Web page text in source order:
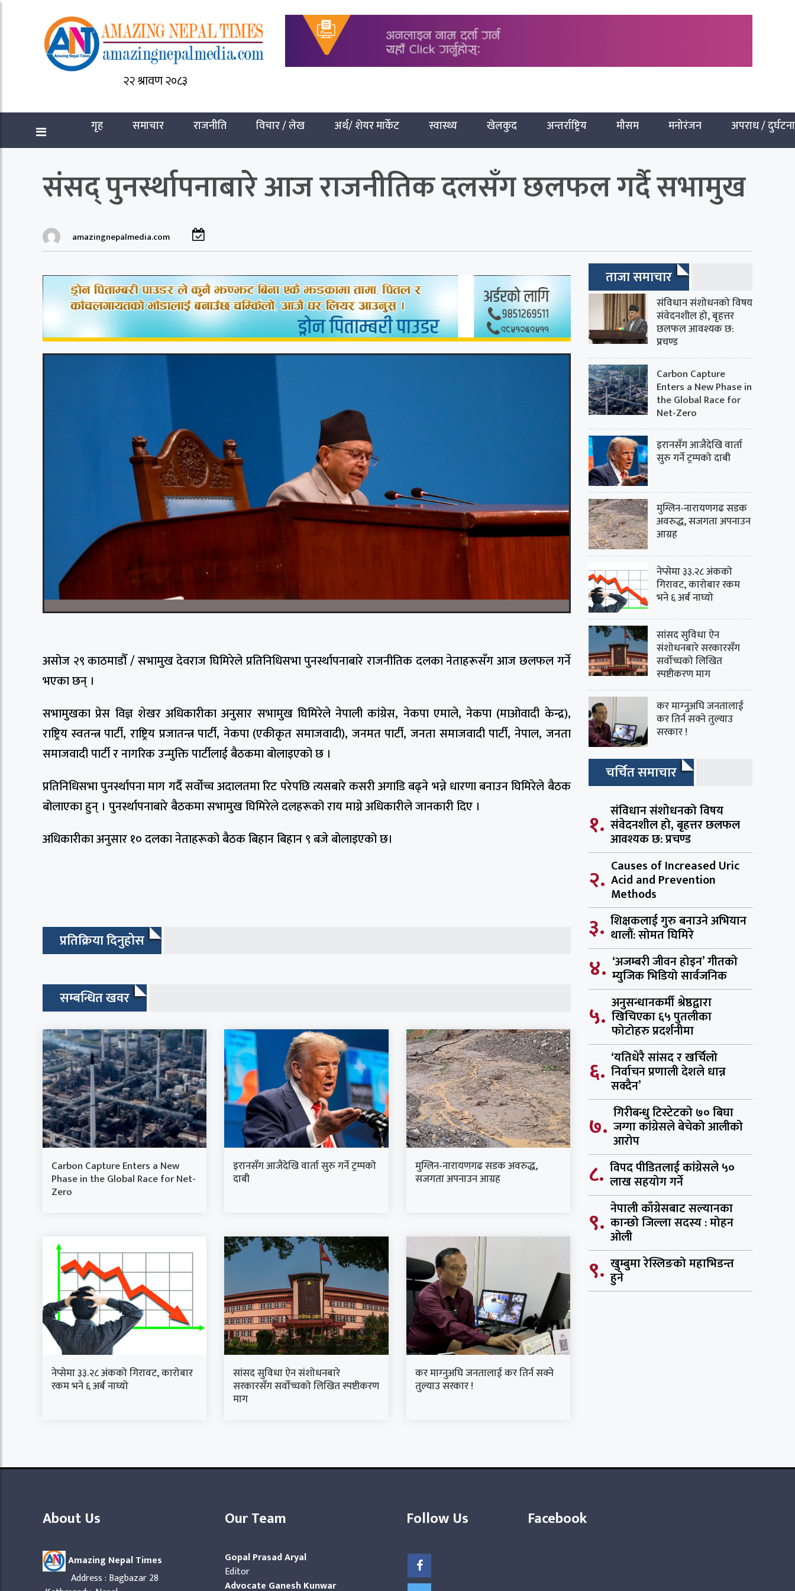
२२ श्रावण २०८३
गृह समाचार राजनीति विचार / लेख अर्थ/ शेयर मार्केट स्वास्थ्य खेलकुद अन्तर्राष्ट्रिय मौसम मनोरंजन अपराध / दुर्घटना
संसद् पुनर्स्थापनाबारे आज राजनीतिक दलसँग छलफल गर्दै सभामुख
amazingnepalmedia.com
असोज २९ काठमाडौँ / सभामुख देवराज घिमिरेले प्रतिनिधिसभा पुनर्स्थापनाबारे राजनीतिक दलका नेताहरूसँग आज छलफल गर्ने
भएका छन् ।
सभामुखका प्रेस विज्ञ शेखर अधिकारीका अनुसार सभामुख घिमिरेले नेपाली कांग्रेस, नेकपा एमाले, नेकपा (माओवादी केन्द्र),
राष्ट्रिय स्वतन्त्र पार्टी, राष्ट्रिय प्रजातन्त्र पार्टी, नेकपा (एकीकृत समाजवादी), जनमत पार्टी, जनता समाजवादी पार्टी, नेपाल, जनता
समाजवादी पार्टी र नागरिक उन्मुक्ति पार्टीलाई बैठकमा बोलाइएको छ ।
प्रतिनिधिसभा पुनर्स्थापना माग गर्दै सर्वोच्च अदालतमा रिट परेपछि त्यसबारे कसरी अगाडि बढ्ने भन्ने धारणा बनाउन घिमिरेले बैठक
बोलाएका हुन् । पुनर्स्थापनाबारे बैठकमा सभामुख घिमिरेले दलहरूको राय माग्ने अधिकारीले जानकारी दिए ।
अधिकारीका अनुसार १० दलका नेताहरूको बैठक बिहान बिहान ९ बजे बोलाइएको छ।
प्रतिक्रिया दिनुहोस
सम्बन्धित खवर
Carbon Capture Enters a New
Phase in the Global Race for Net-
Zero
इरानसँग आजैदेखि वार्ता सुरु गर्ने ट्रम्पको
दाबी
मुग्लिन-नारायणगढ सडक अवरुद्ध,
सजगता अपनाउन आग्रह
नेप्सेमा ३३.२८ अंकको गिरावट, कारोबार
रकम भने ६ अर्ब नाघ्यो
सांसद सुविधा ऐन संशोधनबारे
सरकारसँग सर्वोच्चको लिखित स्पष्टीकरण
माग
कर माग्‍नुअघि जनतालाई कर तिर्न सक्ने
तुल्याउ सरकार !
ताजा समाचार
संविधान संशोधनको विषय
संवेदनशील हो, बृहत्तर
छलफल आवश्यक छ:
प्रचण्ड
Carbon Capture
Enters a New Phase in
the Global Race for
Net-Zero
इरानसँग आजैदेखि वार्ता
सुरु गर्ने ट्रम्पको दाबी
मुग्लिन-नारायणगढ सडक
अवरुद्ध, सजगता अपनाउन
आग्रह
नेप्सेमा ३३.२८ अंकको
गिरावट, कारोबार रकम
भने ६ अर्ब नाघ्यो
सांसद सुविधा ऐन
संशोधनबारे सरकारसँग
सर्वोच्चको लिखित
स्पष्टीकरण माग
कर माग्‍नुअघि जनतालाई
कर तिर्न सक्ने तुल्याउ
सरकार !
चर्चित समाचार
१. संविधान संशोधनको विषय
संवेदनशील हो, बृहत्तर छलफल
आवश्यक छ: प्रचण्ड
२. Causes of Increased Uric
Acid and Prevention
Methods
३. शिक्षकलाई गुरु बनाउने अभियान
थालौं: सोमत घिमिरे
४. ‘अजम्बरी जीवन होइन’ गीतको
म्युजिक भिडियो सार्वजनिक
५. अनुसन्धानकर्मी श्रेष्ठद्वारा
खिचिएका ६५ पुतलीका
फोटोहरु प्रदर्शनीमा
६. ‘यतिधेरै सांसद र खर्चिलो
निर्वाचन प्रणाली देशले धान्न
सक्दैन’
७. गिरीबन्धु टिस्टेटको ७० बिघा
जग्गा कांग्रेसले बेचेको आलीको
आरोप
८. विपद पीडितलाई कांग्रेसले ५०
लाख सहयोग गर्ने
९. नेपाली काँग्रेसबाट सल्यानका
कान्छो जिल्ला सदस्य : मोहन
ओली
९. खुम्बुमा रेस्लिङको महाभिडन्त
हुने
About Us
Amazing Nepal Times
Address : Bagbazar 28
Our Team
Gopal Prasad Aryal
Editor
Advocate Ganesh Kunwar
Follow Us Facebook